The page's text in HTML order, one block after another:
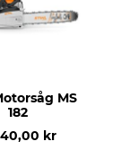
MS
182
kr